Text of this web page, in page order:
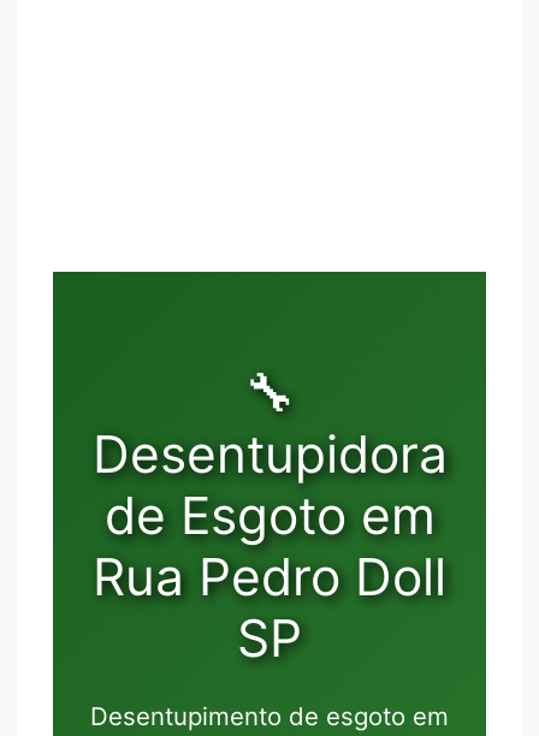
🔧
Desentupidora
de Esgoto em
Rua Pedro Doll
SP
Desentupimento de esgoto em